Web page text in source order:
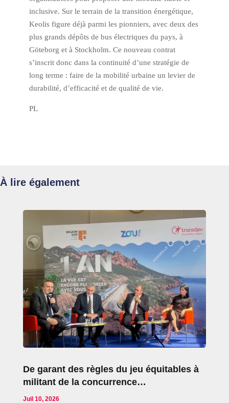
inclusive. Sur le terrain de la transition énergétique,
Keolis figure déjà parmi les pionniers, avec deux des
plus grands dépôts de bus électriques du pays, à
Göteborg et à Stockholm. Ce nouveau contrat
s’inscrit donc dans la continuité d’une stratégie de
long terme : faire de la mobilité urbaine un levier de
durabilité, d’efficacité et de qualité de vie.
PL
À lire également
De garant des règles du jeu équitables à
militant de la concurrence…
Juil 10, 2026